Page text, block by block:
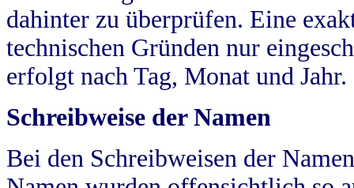
dahinter zu überprüfen. Eine
technischen Gründen nur
erfolgt nach Tag, Monat und Jahr.
Schreibweise der Namen
Bei den Schreibweisen der